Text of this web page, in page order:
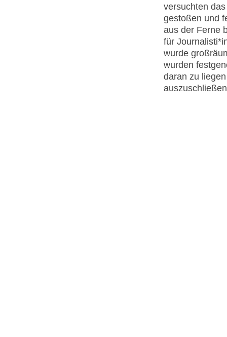
versuchten
gestoßen und
aus der Ferne
für
wurde
wurden
daran zu